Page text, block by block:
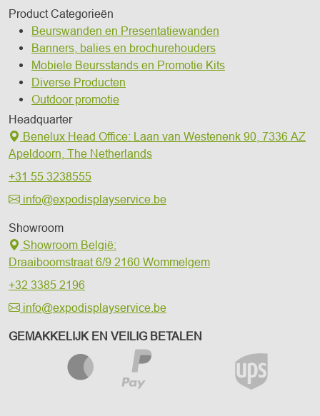
Product Categorieën
Beurswanden en Presentatiewanden
Banners, balies en brochurehouders
Mobiele Beursstands en Promotie Kits
Diverse Producten
Outdoor promotie
Headquarter
Benelux Head Office: Laan van Westenenk 90, 7336 AZ
Apeldoorn, The Netherlands
+31 55 3238555
info@expodisplayservice.be
Showroom
Showroom België:
Draaiboomstraat 6/9 2160 Wommelgem
+32 3385 2196
info@expodisplayservice.be
GEMAKKELIJK EN VEILIG BETALEN